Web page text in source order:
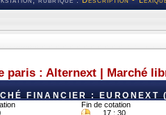
paris : Alternext | Marché
FINANCIER : EURONEXT
Fin de cotation
17 : 30